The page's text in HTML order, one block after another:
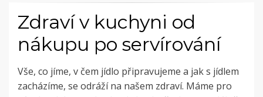
Zdraví v kuchyni od
nákupu po servírování
Vše, co jíme, v čem jídlo připravujeme a jak s jídlem
zacházíme, se odráží na našem zdraví. Máme pro